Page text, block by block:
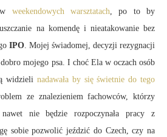
weekendowych warsztatach , po to by
na komendę i nieatakowanie bez
IPO . Mojej świadomej, decyzji rezygnacji
mojego psa. I choć Ela w oczach osób
widzieli nadawała by się świetnie do tego
ze znalezieniem fachowców, którzy
nie będzie rozpoczynała pracy z
sobie pozwolić jeździć do Czech, czy na